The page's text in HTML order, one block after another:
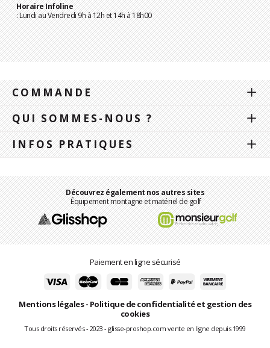
Horaire Infoline
: Lundi au Vendredi 9h à 12h et 14h à 18h00
COMMANDE
QUI SOMMES-NOUS ?
INFOS PRATIQUES
Découvrez également nos autres sites
Équipement montagne et matériel de golf
Paiement en ligne sécurisé
Mentions légales- Politique de confidentialité et gestion des
cookies
Tous droits réservés - 2023 - glisse-proshop.com vente en ligne depuis 1999